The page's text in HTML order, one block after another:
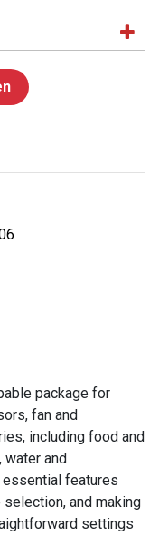
package for
fan and
including food and
water and
essential features
and making
settings